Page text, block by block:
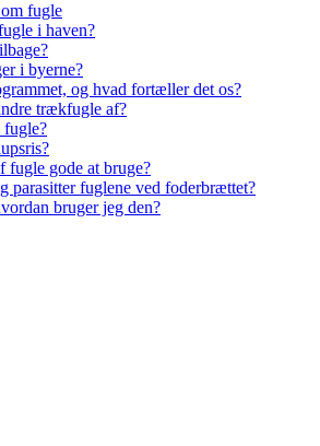
fugle
i haven?
i byerne?
og hvad fortæller det os?
trækfugle af?
fugle gode at bruge?
parasitter fuglene ved foderbrættet?
bruger jeg den?